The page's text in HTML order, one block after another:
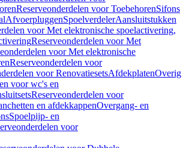
Reserveonderdelen voor ToebehorenSifons
AfvoerpluggenSpoelverdelerAansluitstukken
voor Met elektronische spoelactivering,
Reserveonderdelen voor Met
voor Met elektronische
Reserveonderdelen voor
voor RenovatiesetsAfdekplatenOverig
voor wc's en
Reserveonderdelen voor
en afdekkappenOvergang- en
Spoelpijp- en
voor